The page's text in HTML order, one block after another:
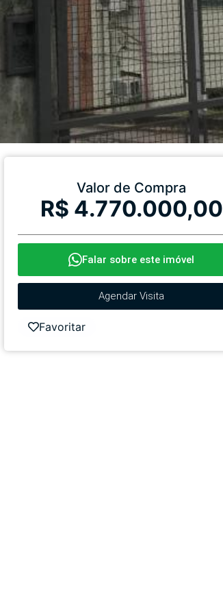
Valor de Compra
R$ 4.770.000,00
Falar sobre este imóvel
Agendar Visita
Favoritar